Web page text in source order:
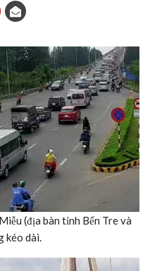
(địa bàn tỉnh Bến Tre và
kéo dài.